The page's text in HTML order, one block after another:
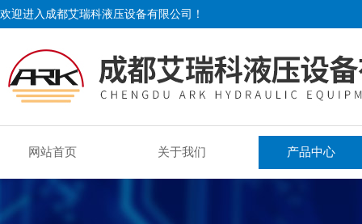
欢迎进入成都艾瑞科液压设备有限公司！
网站首页 关于我们 产品中心